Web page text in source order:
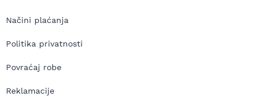
Načini plaćanja
Politika privatnosti
Povraćaj robe
Reklamacije